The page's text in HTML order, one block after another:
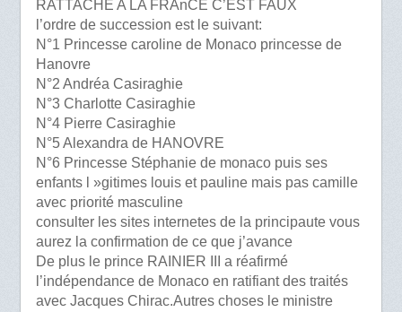
RATTACHE A LA FRAnCE C’EST FAUX
l’ordre de succession est le suivant:
N°1 Princesse caroline de Monaco princesse de
Hanovre
N°2 Andréa Casiraghie
N°3 Charlotte Casiraghie
N°4 Pierre Casiraghie
N°5 Alexandra de HANOVRE
N°6 Princesse Stéphanie de monaco puis ses
enfants l »gitimes louis et pauline mais pas camille
avec priorité masculine
consulter les sites internetes de la principaute vous
aurez la confirmation de ce que j’avance
De plus le prince RAINIER III a réafirmé
l’indépendance de Monaco en ratifiant des traités
avec Jacques Chirac.Autres choses le ministre